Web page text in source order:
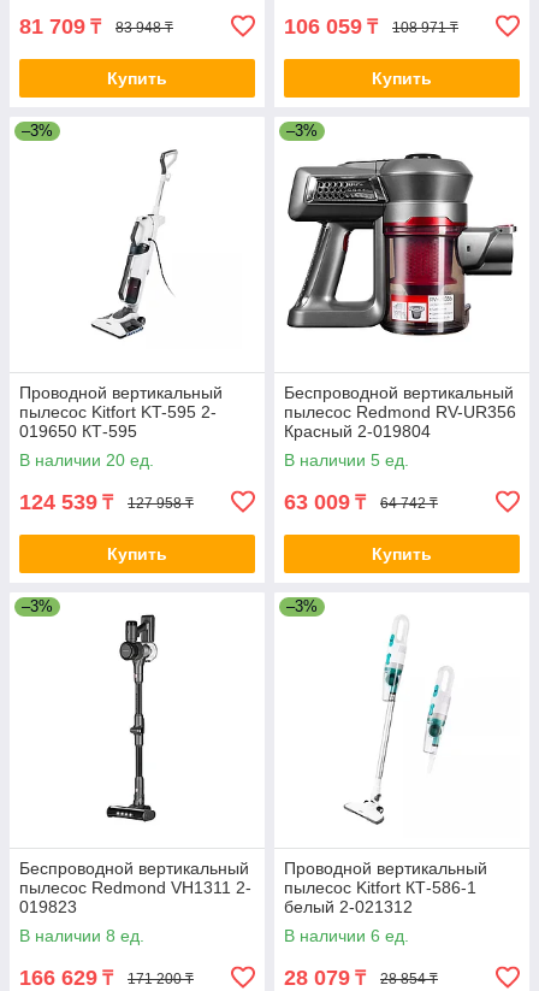
81 709 ₸ 83 948 ₸
Купить
106 059 ₸ 108 971 ₸
Купить
–3%
Проводной вертикальный
пылесос Kitfort KT-595 2-
019650 КТ-595
В наличии 20 ед.
124 539 ₸ 127 958 ₸
Купить
–3%
Беспроводной вертикальный
пылесос Redmond RV-UR356
Красный 2-019804
В наличии 5 ед.
63 009 ₸ 64 742 ₸
Купить
–3%
Беспроводной вертикальный
пылесос Redmond VH1311 2-
019823
В наличии 8 ед.
166 629 ₸ 171 200 ₸
–3%
Проводной вертикальный
пылесос Kitfort КТ-586-1
белый 2-021312
В наличии 6 ед.
28 079 ₸ 28 854 ₸